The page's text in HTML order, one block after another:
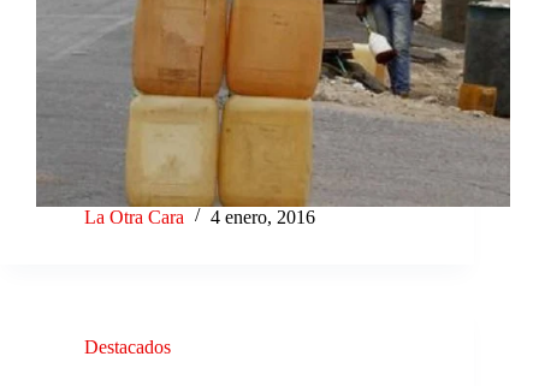
La Otra Cara 4 enero, 2016
Destacados